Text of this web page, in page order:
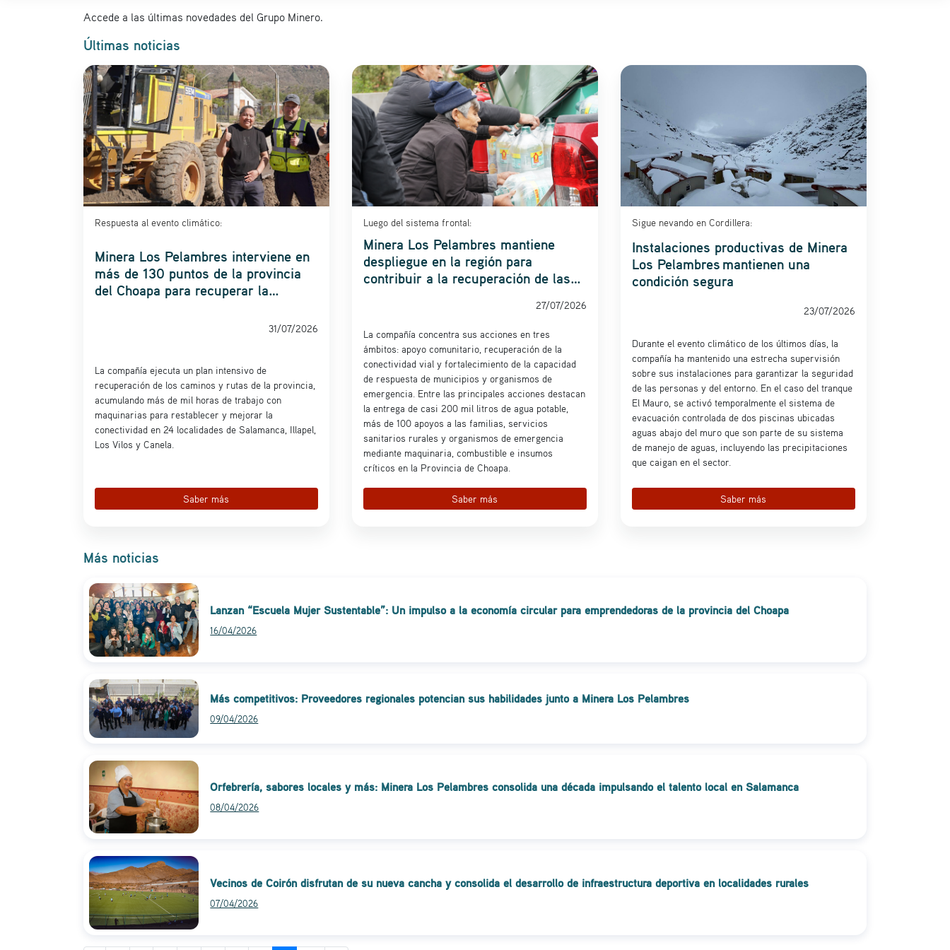
Accede a las últimas novedades del Grupo Minero.
Últimas noticias
Respuesta al evento climático:
Minera Los Pelambres interviene en
más de 130 puntos de la provincia
del Choapa para recuperar la
31/07/2026
La compañía ejecuta un plan intensivo de
recuperación de los caminos y rutas de la provincia,
acumulando más de mil horas de trabajo con
maquinarias para restablecer y mejorar la
conectividad en 24 localidades de Salamanca, Illapel,
Los Vilos y Canela.
Saber más
Luego del sistema frontal:
Minera Los Pelambres mantiene
despliegue en la región para
contribuir a la recuperación de las
27/07/2026
La compañía concentra sus acciones en tres
ámbitos: apoyo comunitario, recuperación de la
conectividad vial y fortalecimiento de la capacidad
de respuesta de municipios y organismos de
emergencia. Entre las principales acciones destacan
la entrega de casi 200 mil litros de agua potable,
más de 100 apoyos a las familias, servicios
sanitarios rurales y organismos de emergencia
mediante maquinaria, combustible e insumos
críticos en la Provincia de Choapa.
Saber más
Sigue nevando en Cordillera:
Instalaciones productivas de Minera
Los Pelambres mantienen una
condición segura
23/07/2026
Durante el evento climático de los últimos días, la
compañía ha mantenido una estrecha supervisión
sobre sus instalaciones para garantizar la seguridad
de las personas y del entorno. En el caso del tranque
El Mauro, se activó temporalmente el sistema de
evacuación controlada de dos piscinas ubicadas
aguas abajo del muro que son parte de su sistema
de manejo de aguas, incluyendo las precipitaciones
que caigan en el sector.
Saber más
Más noticias
Lanzan “Escuela Mujer Sustentable”: Un impulso a la economía circular para emprendedoras de la provincia del Choapa
16/04/2026
Más competitivos: Proveedores regionales potencian sus habilidades junto a Minera Los Pelambres
09/04/2026
Orfebrería, sabores locales y más: Minera Los Pelambres consolida una década impulsando el talento local en Salamanca
08/04/2026
Vecinos de Coirón disfrutan de su nueva cancha y consolida el desarrollo de infraestructura deportiva en localidades rurales
07/04/2026